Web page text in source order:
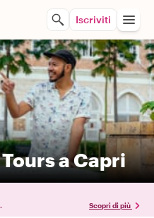
Iscriviti
a Capri
Scopri di più